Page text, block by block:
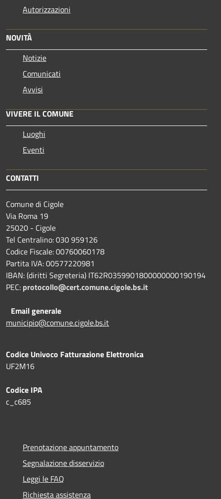
Autorizzazioni
NOVITÀ
Notizie
Comunicati
Avvisi
VIVERE IL COMUNE
Luoghi
Eventi
CONTATTI
Comune di Cigole
Via Roma 19
25020 - Cigole
Tel Centralino: 030 959126
Codice Fiscale: 00760060178
Partita IVA: 00577220981
IBAN: (diritti Segreteria) IT62R0359901800000000190194
PEC: protocollo@cert.comune.cigole.bs.it
Email generale
municipio@comune.cigole.bs.it
Codice Univoco Fatturazione Elettronica
UF2M16
Codice IPA
c_c685
Prenotazione appuntamento
Segnalazione disservizio
Leggi le FAQ
Richiesta assistenza